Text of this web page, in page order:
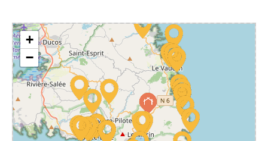
+
−